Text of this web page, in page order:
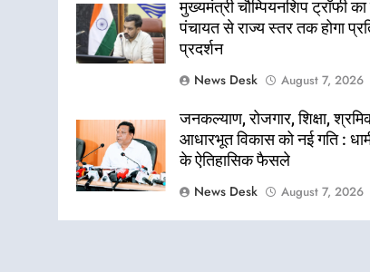
मुख्यमंत्री चौम्पियनशिप ट्रॉफी
पंचायत से राज्य स्तर तक होगा
प्रदर्शन
News Desk
August 7, 2026
जनकल्याण, रोजगार, शिक्षा,
आधारभूत विकास को नई गति :
के ऐतिहासिक फैसले
News Desk
August 7, 2026